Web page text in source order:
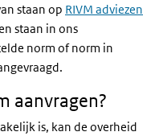
staan op RIVM adviezen
staan in ons
norm of norm in
aanvragen?
is, kan de overheid